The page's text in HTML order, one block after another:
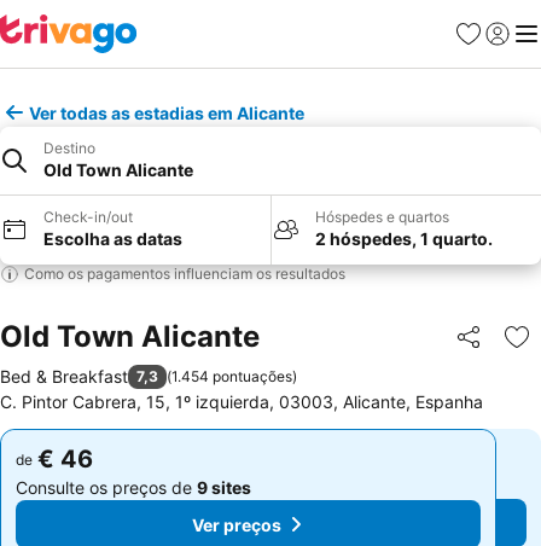
Favoritos
Iniciar
Ver todas as estadias em Alicante
Destino
Old Town Alicante
Check-in/out
Escolha as datas
Hóspedes e quartos
2 hóspedes, 1 quarto.
Como os pagamentos influenciam os resultados
Old Town Alicante Partilhar
Bed & Breakfast 7,3 (1.454 pontuações)
C. Pintor Cabrera, 15, 1º izquierda, 03003, Alicante, Espanha
de € 46
Consulte os preços de 9 sites
Ver preços
de € 46
Consulte os preços de 9 sites
Ver preços